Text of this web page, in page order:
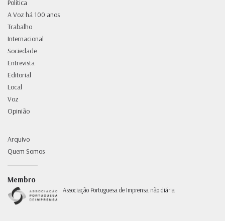
Política
A Voz há 100 anos
Trabalho
Internacional
Sociedade
Entrevista
Editorial
Local
Voz
Opinião
Arquivo
Quem Somos
Membro
Associação Portuguesa de Imprensa não diária